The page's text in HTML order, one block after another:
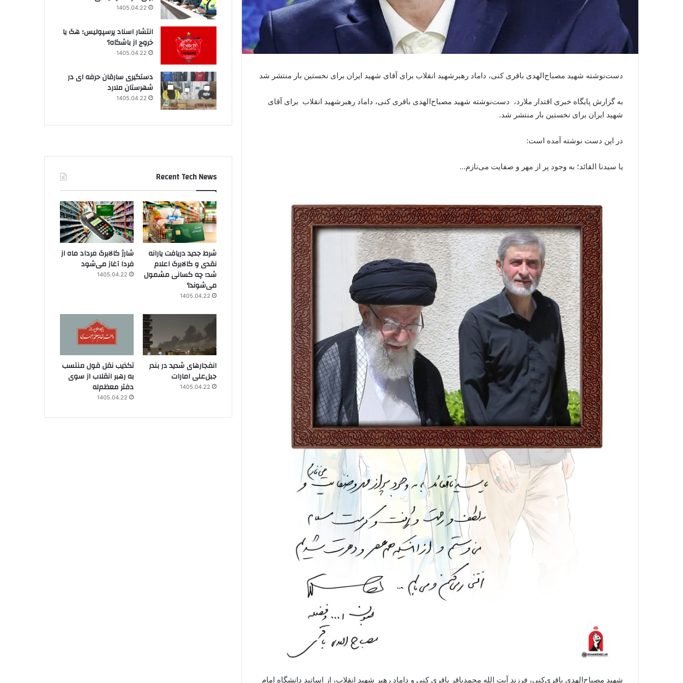
دست‌نوشته‌ شهید مصباح‌الهدی باقری کنی، داماد رهبرشهید انقلاب برای آقای شهید ایران برای نخستین بار منتشر شد
به گزارش پایگاه خبری اقتدار ملارد، دست‌نوشته‌ شهید مصباح‌الهدی باقری کنی، داماد رهبرشهید انقلاب برای آقای
شهید ایران برای نخستین بار منتشر شد.
در این دست نوشته آمده است:
یا سیدنا القائد؛ به وجود پر از مهر و صفایت می‌نازم…
شهید مصباح‌الهدی باقری‌کنی، فرزند آیت الله محمدباقر باقری کنی و داماد رهبر شهید انقلاب، از اساتید دانشگاه امام
1405.04.22
انتشار اسناد پرسپولیس؛ هک یا
خروج از باشگاه؟
1405.04.22
دستگیری سارقان حرفه ای در
شهرستان ملارد
1405.04.22
Recent Tech News
شرط جدید دریافت یارانه
نقدی و کالابرگ اعلام
شد؛ چه کسانی مشمول
می‌شوند؟
1405.04.22
شارژ کالابرگ مرداد ماه از
فردا آغاز می‌شود
1405.04.22
انفجارهای شدید در بندر
جبل‌علی امارات
1405.04.22
تکذیب نقل قول منتسب
به رهبر انقلاب از سوی
دفتر معظم‌له
1405.04.22